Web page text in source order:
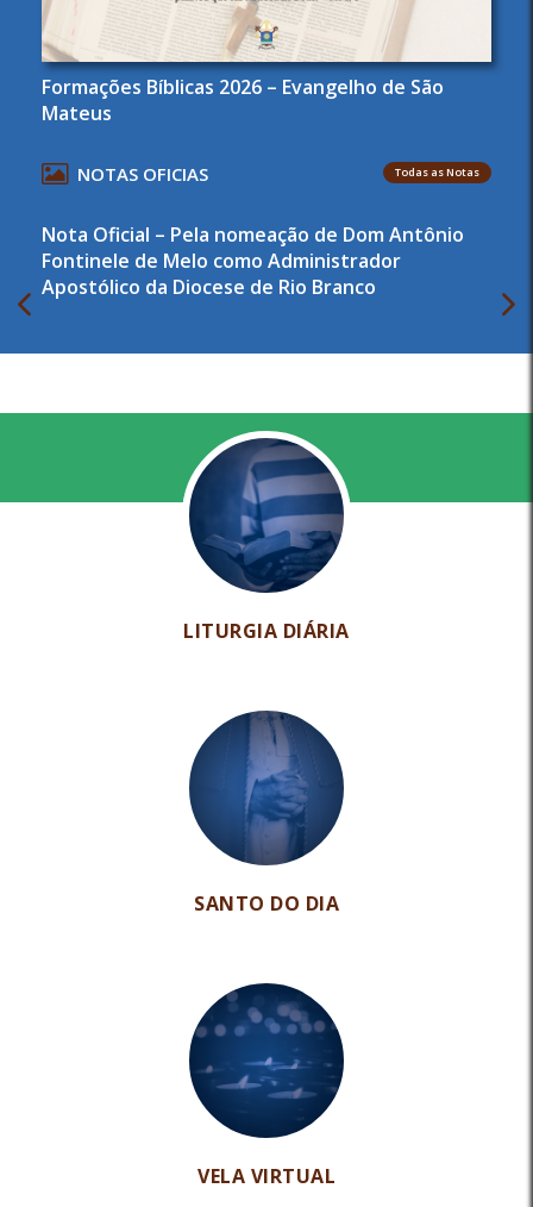
Formações Bíblicas 2026 – Evangelho de São
Mateus
NOTAS OFICIAS Todas as Notas
Nota Oficial – Pela nomeação de Dom Antônio
Fontinele de Melo como Administrador
Apostólico da Diocese de Rio Branco
LITURGIA DIÁRIA
SANTO DO DIA
VELA VIRTUAL